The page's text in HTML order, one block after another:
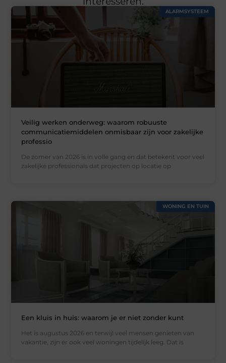
ALARMSYSTEEM
Veilig werken onderweg: waarom robuuste
communicatiemiddelen onmisbaar zijn voor zakelijke
professio
De zomer van 2026 is in volle gang en dat betekent voor veel
zakelijke professionals dat projecten op locatie op
WONING EN TUIN
Een kluis in huis: waarom je er niet zonder kunt
Het is augustus 2026 en terwijl veel mensen genieten van
vakantie, zijn er ook veel woningen tijdelijk leeg. Dat is